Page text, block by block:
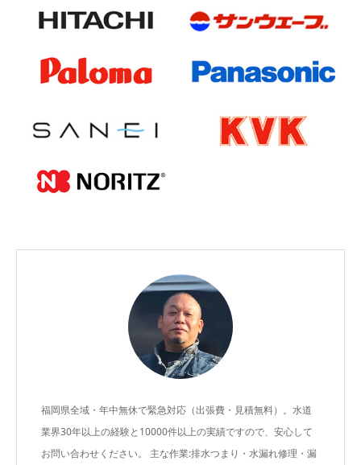
福岡県全域・年中無休で緊急対応（出張費・見積無料）。水道
業界30年以上の経験と10000件以上の実績ですので、安心して
お問い合わせください。 主な作業:排水つまり・水漏れ修理・漏